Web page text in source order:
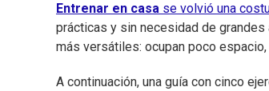
Entrenar en casa se volvió una
prácticas y sin necesidad de
más versátiles: ocupan poco
A continuación, una guía con cinco